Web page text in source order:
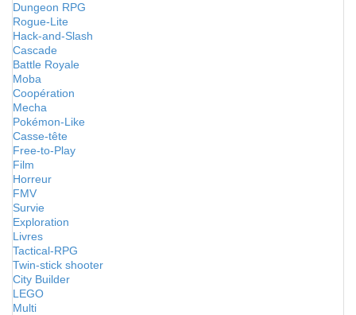
Dungeon RPG
Rogue-Lite
Hack-and-Slash
Cascade
Battle Royale
Moba
Coopération
Mecha
Pokémon-Like
Casse-tête
Free-to-Play
Film
Horreur
FMV
Survie
Exploration
Livres
Tactical-RPG
Twin-stick shooter
City Builder
LEGO
Multi